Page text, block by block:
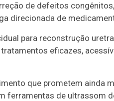
de defeitos
direcionada de
para reconstrução
eficazes,
que prometem ainda
ferramentas de ultrassom